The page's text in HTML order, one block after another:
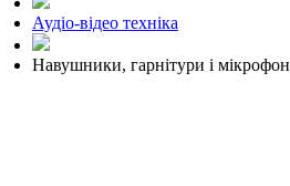
Аудіо-відео техніка
Навушники, гарнітури і